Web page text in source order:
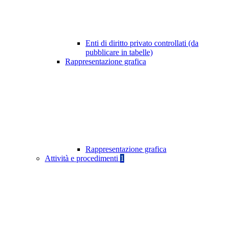
Enti di diritto privato controllati (da
pubblicare in tabelle)
Rappresentazione grafica
Rappresentazione grafica
Attività e procedimenti 1